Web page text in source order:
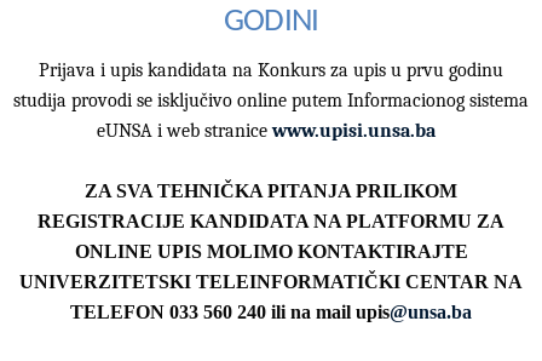
GODINI
Prijava i upis kandidata na Konkurs za upis u prvu godinu
studija provodi se isključivo online putem Informacionog sistema
eUNSA i web stranicewww.upisi.unsa.ba
ZA SVA TEHNIČKA PITANJA PRILIKOM
REGISTRACIJE KANDIDATA NA PLATFORMU ZA
ONLINE UPIS MOLIMO KONTAKTIRAJTE
UNIVERZITETSKI TELEINFORMATIČKI CENTAR NA
TELEFON 033 560 240 ili na mail upis@unsa.ba